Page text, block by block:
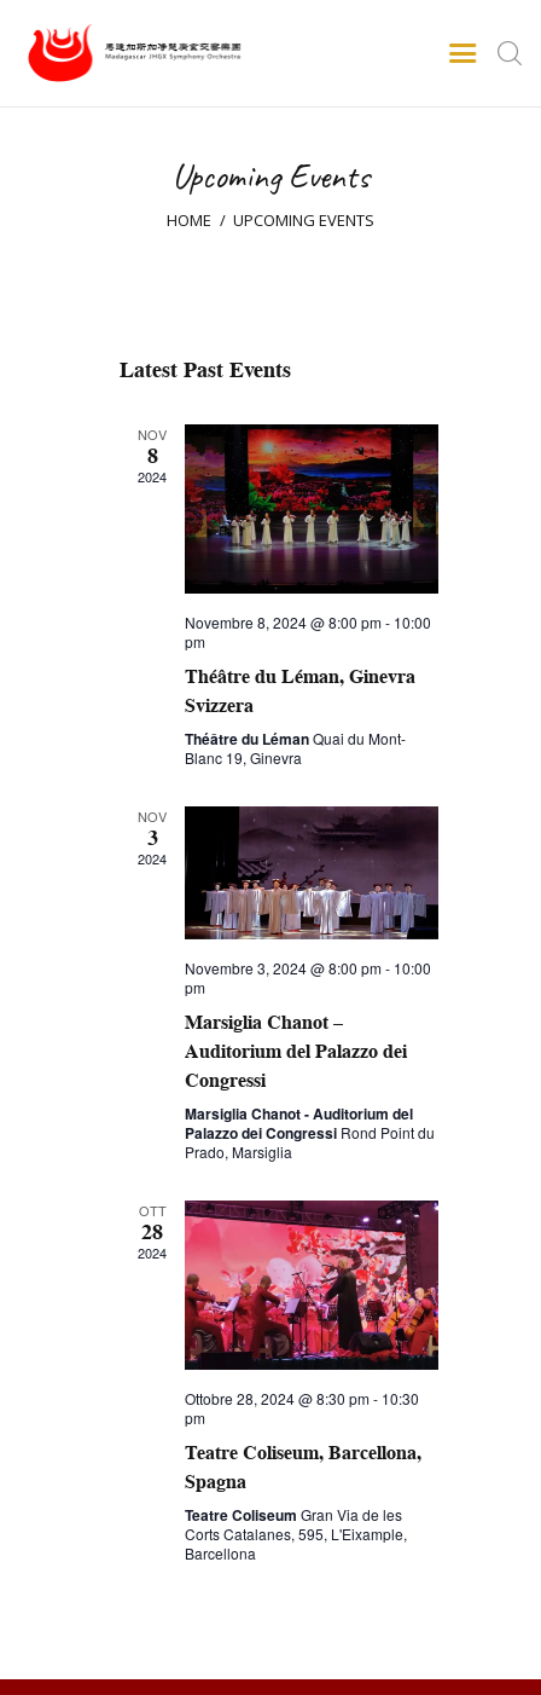
Upcoming Events
HOME UPCOMING EVENTS
Informazioni su
Stampa
Contatti
Italiano
Latest Past Events
NOV
8
2024
Novembre 8, 2024 @ 8:00 pm- 10:00
pm
Théâtre du Léman, Ginevra
Svizzera
Théâtre du LémanQuai du Mont-
Blanc 19, Ginevra
NOV
3
2024
Novembre 3, 2024 @ 8:00 pm- 10:00
pm
Marsiglia Chanot –
Auditorium del Palazzo dei
Congressi
Marsiglia Chanot - Auditorium del
Palazzo dei Congressi Rond Point du
Prado, Marsiglia
OTT
28
2024
Ottobre 28, 2024 @ 8:30 pm- 10:30
pm
Teatre Coliseum, Barcellona,
Spagna
Teatre Coliseum Gran Via de les
Corts Catalanes, 595, L'Eixample,
Barcellona